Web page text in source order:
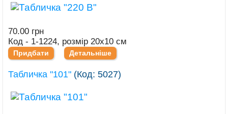
70.00 грн
Код - 1-1224, розмір 20х10 см
Придбати Детальніше
Табличка "101" (Код:5027)